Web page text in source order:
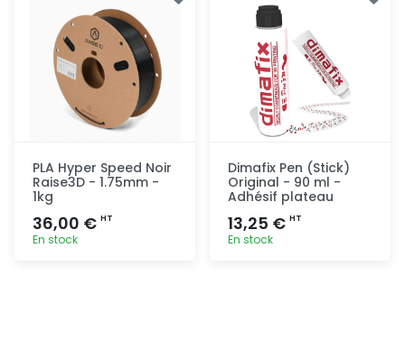
PLA Hyper Speed Noir
Raise3D - 1.75mm -
1kg
36,00 € HT
En stock
Dimafix Pen (Stick)
Original - 90 ml -
Adhésif plateau
13,25 € HT
En stock